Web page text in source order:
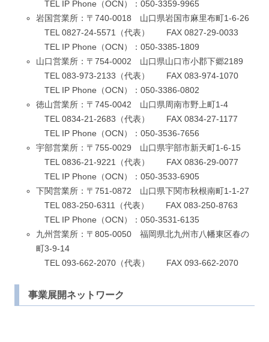
TEL IP Phone（OCN）：050-3359-9965
岩国営業所：〒740-0018 山口県岩国市麻里布町1-6-26
TEL 0827-24-5571（代表） FAX 0827-29-0033
TEL IP Phone（OCN）：050-3385-1809
山口営業所：〒754-0002 山口県山口市小郡下郷2189
TEL 083-973-2133（代表） FAX 083-974-1070
TEL IP Phone（OCN）：050-3386-0802
徳山営業所：〒745-0042 山口県周南市野上町1-4
TEL 0834-21-2683（代表） FAX 0834-27-1177
TEL IP Phone（OCN）：050-3536-7656
宇部営業所：〒755-0029 山口県宇部市新天町1-6-15
TEL 0836-21-9221（代表） FAX 0836-29-0077
TEL IP Phone（OCN）：050-3533-6905
下関営業所：〒751-0872 山口県下関市秋根南町1-1-27
TEL 083-250-6311（代表） FAX 083-250-8763
TEL IP Phone（OCN）：050-3531-6135
九州営業所：〒805-0050 福岡県北九州市八幡東区春の
町3-9-14
TEL 093-662-2070（代表） FAX 093-662-2070
事業展開ネットワーク